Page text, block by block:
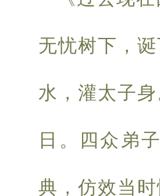
无忧树下，
水，灌太子
日。四众弟
典，仿效当